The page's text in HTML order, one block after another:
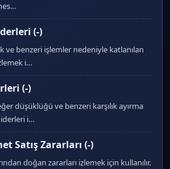
(-)
ve benzeri işlemler nedeniyle katlanılan
i…
(-)
düşüklüğü ve benzeri karşılık ayırma
i…
Satış Zararları (-)
doğan zararları izlemek için kullanılır.